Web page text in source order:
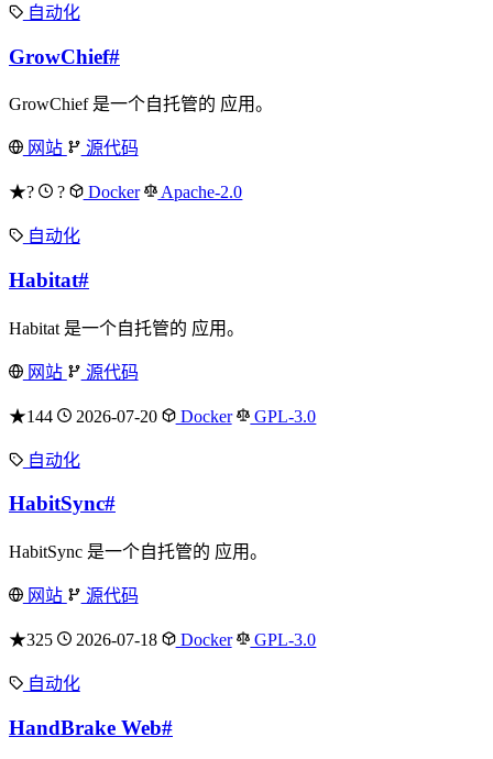
自动化
GrowChief#
GrowChief 是一个自托管的 应用。
网站 源代码
★? ? Docker Apache-2.0
自动化
Habitat#
Habitat 是一个自托管的 应用。
网站 源代码
★144 2026-07-20 Docker GPL-3.0
自动化
HabitSync#
HabitSync 是一个自托管的 应用。
网站 源代码
★325 2026-07-18 Docker GPL-3.0
自动化
HandBrake Web#